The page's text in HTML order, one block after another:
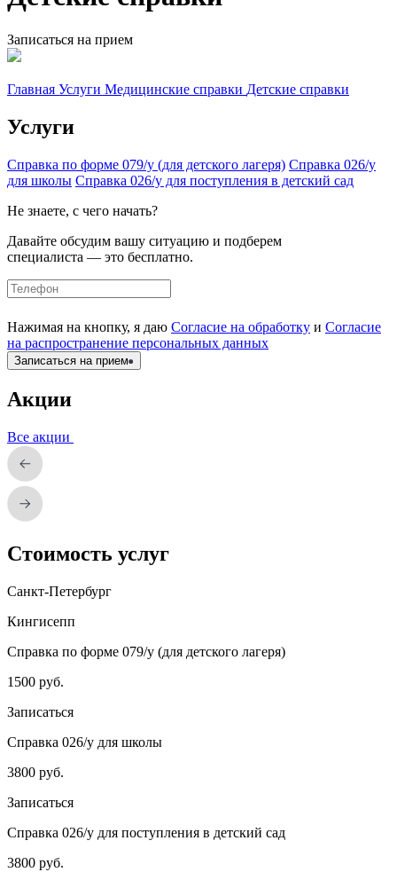
Записаться на прием
Главная Услуги Медицинские справки Детские справки
Услуги
Справка по форме 079/у (для детского лагеря) Справка 026/у
для школы Справка 026/у для поступления в детский сад
Не знаете, с чего начать?
Давайте обсудим вашу ситуацию и подберем
специалиста — это бесплатно.
Нажимая на кнопку, я даю Согласие на обработку и Согласие
на распространение персональных данных
Записаться на прием
Акции
Все акции
Стоимость услуг
Санкт-Петербург
Кингисепп
Справка по форме 079/у (для детского лагеря)
1500 руб.
Записаться
Справка 026/у для школы
3800 руб.
Записаться
Справка 026/у для поступления в детский сад
3800 руб.